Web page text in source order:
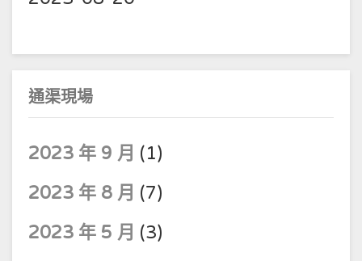
通渠現場
2023 年 9 月 (1)
2023 年 8 月 (7)
2023 年 5 月 (3)